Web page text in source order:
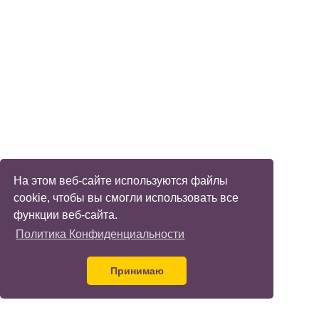
На этом веб-сайте используются файлы
cookie, чтобы вы смогли использовать все
функции веб-сайта.
Политика Конфиденциальности
Принимаю